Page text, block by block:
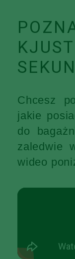
Chcesz
jakie
do
zaledwie
wideo